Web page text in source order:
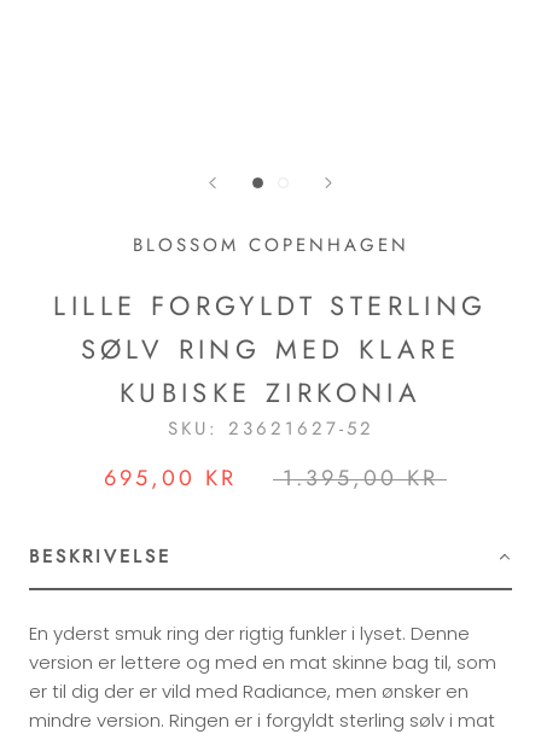
BLOSSOM COPENHAGEN
LILLE FORGYLDT STERLING
SØLV RING MED KLARE
KUBISKE ZIRKONIA
SKU: 23621627-52
695,00 KR 1.395,00 KR
BESKRIVELSE
En yderst smuk ring der rigtig funkler i lyset. Denne
version er lettere og med en mat skinne bag til, som
er til dig der er vild med Radiance, men ønsker en
mindre version. Ringen er i forgyldt sterling sølv i mat